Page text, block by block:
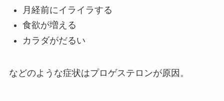
月経前にイライラする
食欲が増える
カラダがだるい
などのような症状はプロゲステロンが原因。